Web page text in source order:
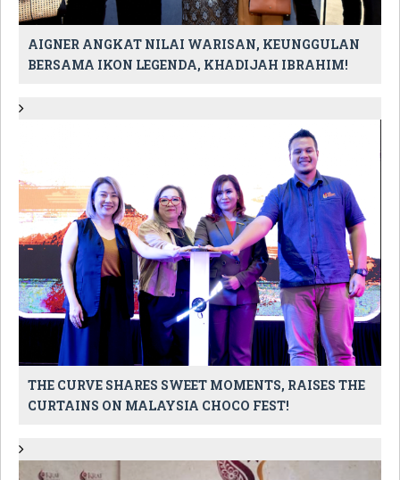
AIGNER ANGKAT NILAI WARISAN, KEUNGGULAN
BERSAMA IKON LEGENDA, KHADIJAH IBRAHIM!
THE CURVE SHARES SWEET MOMENTS, RAISES THE
CURTAINS ON MALAYSIA CHOCO FEST!